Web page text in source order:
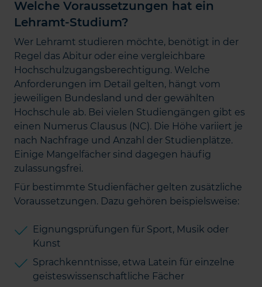
Welche Voraussetzungen hat ein
Lehramt-Studium?
Wer Lehramt studieren möchte, benötigt in der
Regel das Abitur oder eine vergleichbare
Hochschulzugangsberechtigung. Welche
Anforderungen im Detail gelten, hängt vom
jeweiligen Bundesland und der gewählten
Hochschule ab. Bei vielen Studiengängen gibt es
einen Numerus Clausus (NC). Die Höhe variiert je
nach Nachfrage und Anzahl der Studienplätze.
Einige Mangelfächer sind dagegen häufig
zulassungsfrei.
Für bestimmte Studienfächer gelten zusätzliche
Voraussetzungen. Dazu gehören beispielsweise:
Eignungsprüfungen für Sport, Musik oder
Kunst
Sprachkenntnisse, etwa Latein für einzelne
geisteswissenschaftliche Fächer